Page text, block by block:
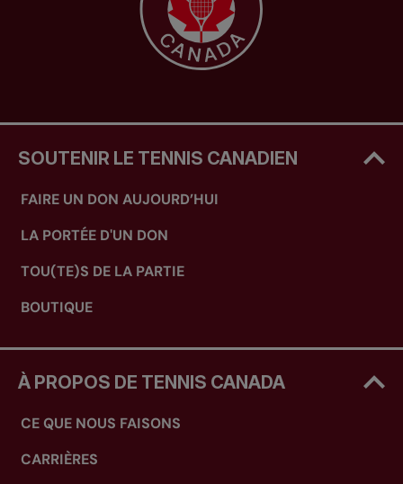
SOUTENIR LE TENNIS CANADIEN
FAIRE UN DON AUJOURD’HUI
LA PORTÉE D'UN DON
TOU(TE)S DE LA PARTIE
BOUTIQUE
À PROPOS DE TENNIS CANADA
CE QUE NOUS FAISONS
CARRIÈRES